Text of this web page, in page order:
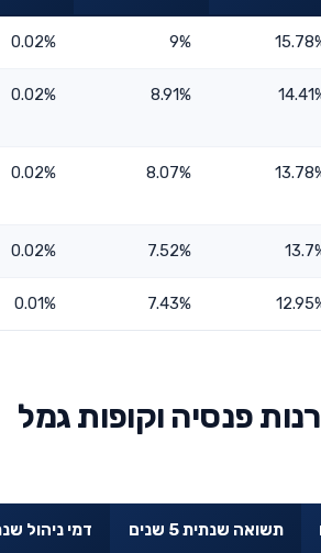
9%
0.02%
8.91%
0.02%
8.07%
0.02%
7.52%
0.02%
7.43%
0.01%
פנסיה וקופות גמל
תשואה שנתית 5 שנים דמי ניהול